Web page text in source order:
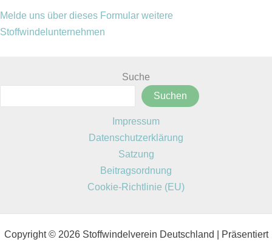
Melde uns über dieses Formular weitere
Stoffwindelunternehmen
Suche
Suchen
Impressum
Datenschutzerklärung
Satzung
Beitragsordnung
Cookie-Richtlinie (EU)
Copyright © 2026 Stoffwindelverein Deutschland | Präsentiert